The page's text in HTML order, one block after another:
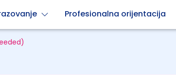
Profesionalna orijentacija